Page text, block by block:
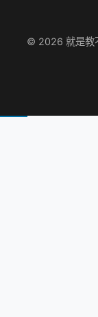
© 2026 就是教